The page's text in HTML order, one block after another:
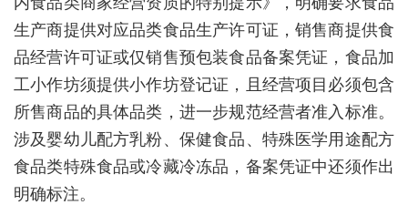
生产商提供对应品类食品生产许可证，销售商提供食
品经营许可证或仅销售预包装食品备案凭证，食品加
工小作坊须提供小作坊登记证，且经营项目必须包含
所售商品的具体品类，进一步规范经营者准入标准。
涉及婴幼儿配方乳粉、保健食品、特殊医学用途配方
食品类特殊食品或冷藏冷冻品，备案凭证中还须作出
明确标注。